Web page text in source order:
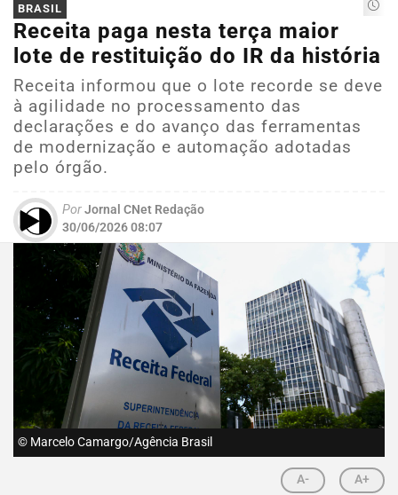
BRASIL
Receita paga nesta terça maior
lote de restituição do IR da história
Receita informou que o lote recorde se deve
à agilidade no processamento das
declarações e do avanço das ferramentas
de modernização e automação adotadas
pelo órgão.
PorJornal CNet Redação
30/06/2026 08:07
© Marcelo Camargo/Agência Brasil
A- A+